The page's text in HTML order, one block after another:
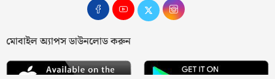
মোবাইল অ্যাপস ডাউনলোড করুন